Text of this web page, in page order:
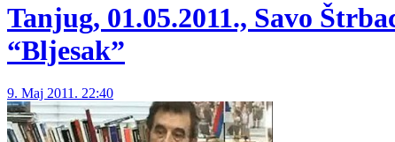
Tanjug, 01.05.2011., Savo
“Bljesak”
9. Maj 2011. 22:40